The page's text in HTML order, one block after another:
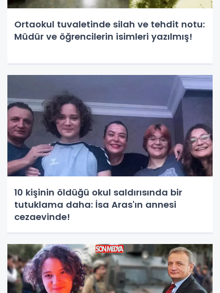
Ortaokul tuvaletinde silah ve tehdit notu:
Müdür ve öğrencilerin isimleri yazılmış!
10 kişinin öldüğü okul saldırısında bir
tutuklama daha: İsa Aras'ın annesi
cezaevinde!